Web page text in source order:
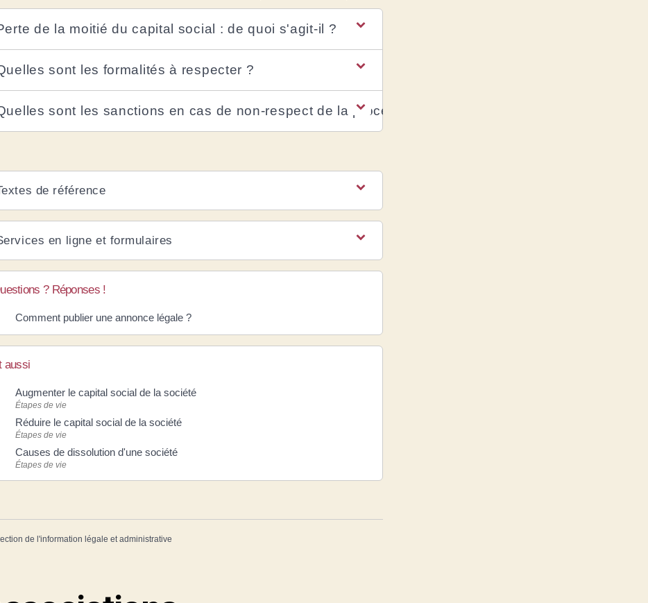
de la moitié du capital social : de quoi s'agit-il ?
sont les formalités à respecter ?
sont les sanctions en cas de non-respect de la procédure ?
de référence
en ligne et formulaires
? Réponses !
Comment publier une annonce légale ?
aussi
Augmenter le capital social de la société
Étapes de vie
Réduire le capital social de la société
Étapes de vie
Causes de dissolution d'une société
Étapes de vie
de l'information légale et administrative